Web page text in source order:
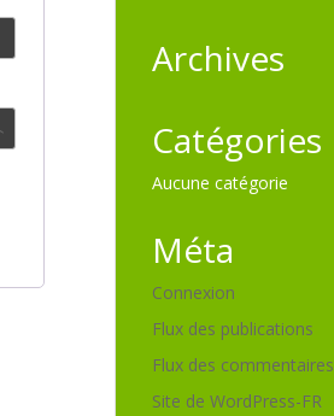
Archives
Catégories
Aucune catégorie
Méta
Connexion
Flux des publications
Flux des commentaires
Site de WordPress-FR